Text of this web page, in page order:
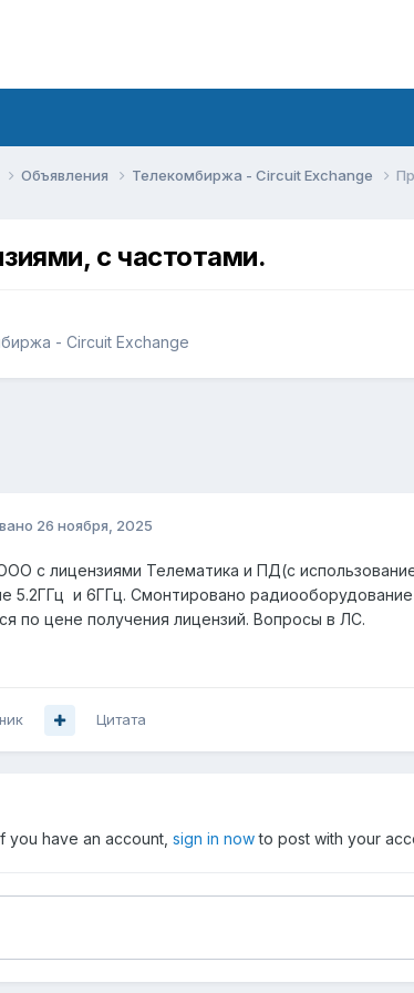
Объявления Телекомбиржа - Circuit Exchange
с частотами.
- Circuit Exchange
26 ноября, 2025
с лицензиями Телематика и ПД(с
5.2ГГц и 6ГГц. Смонтировано
по цене получения лицензий. Вопросы в ЛС.
Цитата
you have an account, sign in nowto post with your